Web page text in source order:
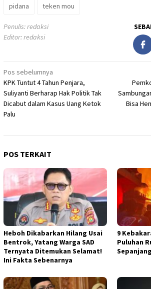
pidana
teken mou
Penulis: redaksi
Editor: redaksi
Navigasi
pos
Pos sebelumnya
KPK Tuntut 4 Tahun Penjara,
Suliyanti Berharap Hak Politik Tak
Dicabut dalam Kasus Uang Ketok
Palu
Bisa
POS TERKAIT
Heboh Dikabarkan Hilang Usai
Bentrok, Yatang Warga SAD
Ternyata Ditemukan Selamat!
Ini Fakta Sebenarnya
9
Puluhan